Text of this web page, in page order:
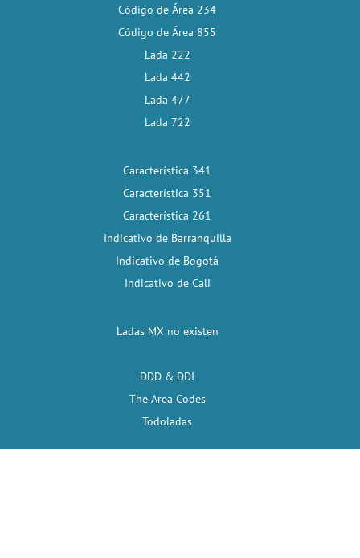
Código de Área 234
Código de Área 855
Lada 222
Lada 442
Lada 477
Lada 722
Característica 341
Característica 351
Característica 261
Indicativo de Barranquilla
Indicativo de Bogotá
Indicativo de Cali
Ladas MX no existen
DDD & DDI
The Area Codes
Todoladas